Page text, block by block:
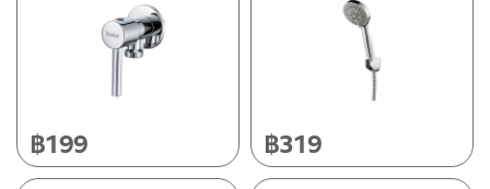
฿199 ฿319